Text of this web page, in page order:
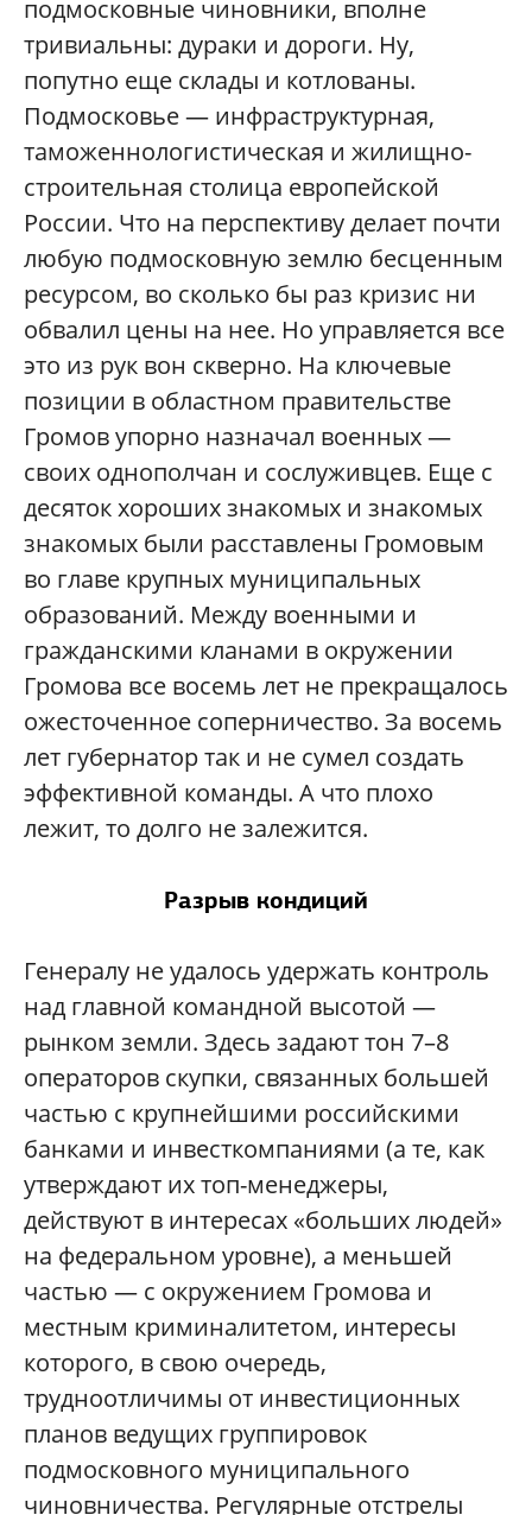
подмосковные чиновники, вполне
тривиальны: дураки и дороги. Ну,
попутно еще склады и котлованы.
Подмосковье — инфраструктурная,
таможеннологистическая и жилищно-
строительная столица европейской
России. Что на перспективу делает почти
любую подмосковную землю бесценным
ресурсом, во сколько бы раз кризис ни
обвалил цены на нее. Но управляется все
это из рук вон скверно. На ключевые
позиции в областном правительстве
Громов упорно назначал военных —
своих однополчан и сослуживцев. Еще с
десяток хороших знакомых и знакомых
знакомых были расставлены Громовым
во главе крупных муниципальных
образований. Между военными и
гражданскими кланами в окружении
Громова все восемь лет не прекращалось
ожесточенное соперничество. За восемь
лет губернатор так и не сумел создать
эффективной команды. А что плохо
лежит, то долго не залежится.
Разрыв кондиций
Генералу не удалось удержать контроль
над главной командной высотой —
рынком земли. Здесь задают тон 7–8
операторов скупки, связанных большей
частью с крупнейшими российскими
банками и инвесткомпаниями (а те, как
утверждают их топ-менеджеры,
действуют в интересах «больших людей»
на федеральном уровне), а меньшей
частью — с окружением Громова и
местным криминалитетом, интересы
которого, в свою очередь,
трудноотличимы от инвестиционных
планов ведущих группировок
подмосковного муниципального
чиновничества. Регулярные отстрелы